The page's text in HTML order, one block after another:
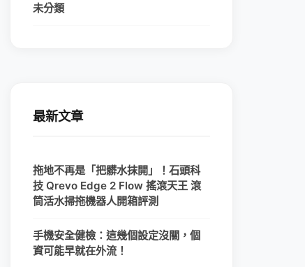
未分類
最新文章
拖地不再是「把髒水抹開」！石頭科
技 Qrevo Edge 2 Flow 搖滾天王 滾
筒活水掃拖機器人開箱評測
手機安全健檢：這幾個設定沒關，個
資可能早就在外流！